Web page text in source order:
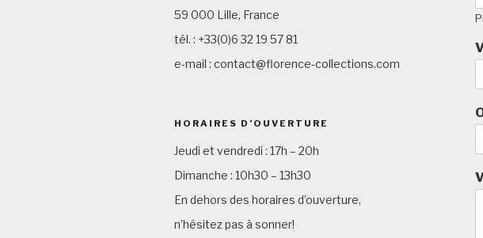
59 000 Lille, France
tél. : +33(0)6 32 19 57 81
e-mail : contact@florence-collections.com
HORAIRES D’OUVERTURE
Jeudi et vendredi : 17h – 20h
Dimanche : 10h30 – 13h30
En dehors des horaires d’ouverture,
n’hésitez pas à sonner!